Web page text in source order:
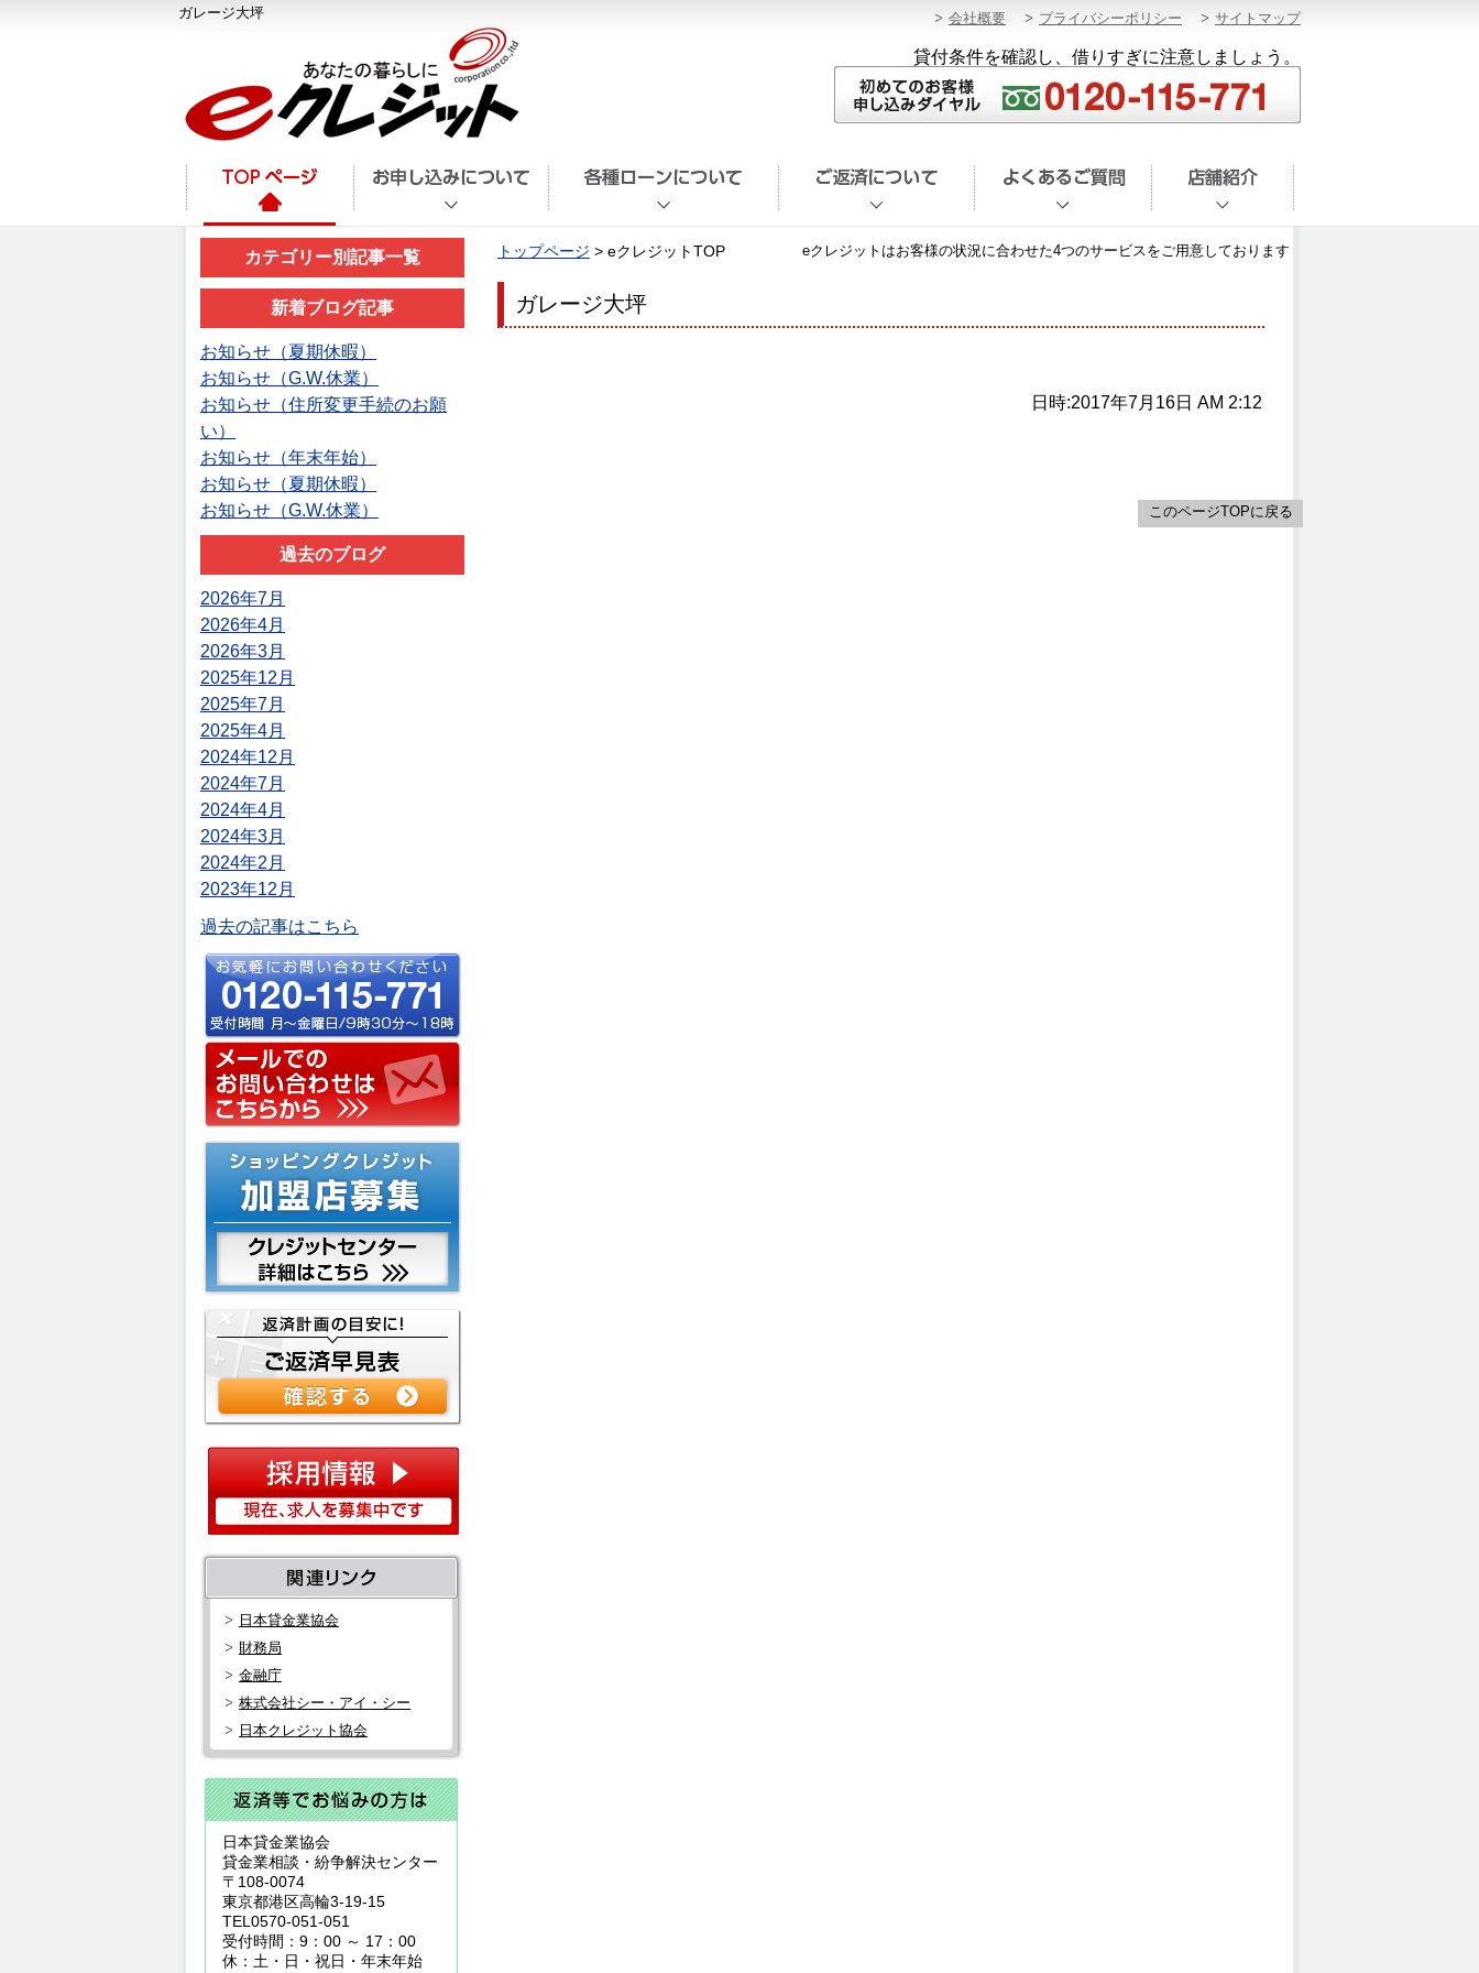
ガレージ大坪 サイトマップ
プライバシーポリシー
会社概要
貸付条件を確認し、借りすぎに注意しましょう。
カテゴリー別記事一覧
新着ブログ記事
お知らせ（夏期休暇）
お知らせ（G.W.休業）
お知らせ（住所変更手続のお願
い）
お知らせ（年末年始）
お知らせ（夏期休暇）
お知らせ（G.W.休業）
過去のブログ
2026年7月
2026年4月
2026年3月
2025年12月
2025年7月
2025年4月
2024年12月
2024年7月
2024年4月
2024年3月
2024年2月
2023年12月
過去の記事はこちら
日本貸金業協会
財務局
金融庁
株式会社シー・アイ・シー
日本クレジット協会
日本貸金業協会
貸金業相談・紛争解決センター
〒108-0074
東京都港区高輪3-19-15
TEL0570-051-051
受付時間：9：00 ～ 17：00
休：土・日・祝日・年末年始
トップページ > eクレジットTOP eクレジットはお客様の状況に合わせた4つのサービスをご用意しております
ガレージ大坪
日時:2017年7月16日 AM 2:12
このページTOPに戻る